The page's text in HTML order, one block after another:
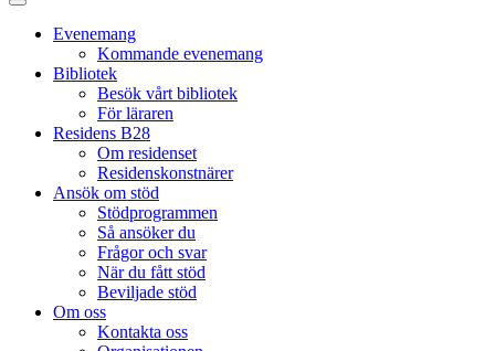
Stäng
huvudmenyn
Evenemang
Kommande evenemang
Bibliotek
Besök vårt bibliotek
För läraren
Residens B28
Om residenset
Residenskonstnärer
Ansök om stöd
Stödprogrammen
Så ansöker du
Frågor och svar
När du fått stöd
Beviljade stöd
Om oss
Kontakta oss